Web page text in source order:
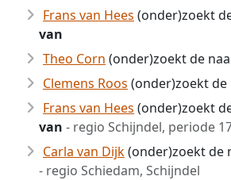
Frans van Hees (onder)zoekt
van
Theo Corn (onder)zoekt de
Clemens Roos (onder)zoekt de
Frans van Hees (onder)zoekt
van - regio Schijndel, periode
Carla van Dijk(onder)zoekt de
- regio Schiedam, Schijndel